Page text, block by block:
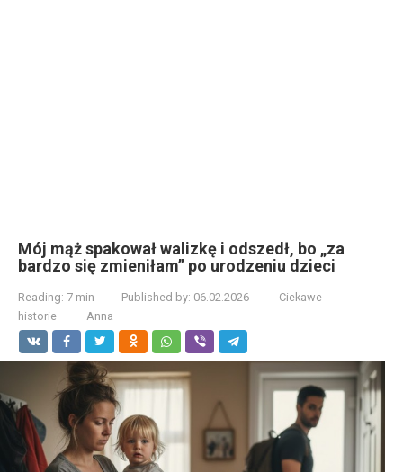
Mój mąż spakował walizkę i odszedł, bo „za
bardzo się zmieniłam” po urodzeniu dzieci
Reading: 7 min Published by: 06.02.2026
Ciekawe
historie
Anna